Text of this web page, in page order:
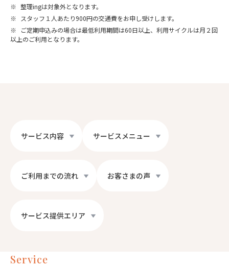
※ 整理ingは対象外となります。
※
スタッフ１人あたり900円の交通費をお申し受けします。
※
ご定期申込みの場合は最低利用期間は60日以上、利用サイクルは月２回
以上のご利用となります。
サービス内容 サービスメニュー
ご利用までの流れ お客さまの声
サービス提供エリア
Service